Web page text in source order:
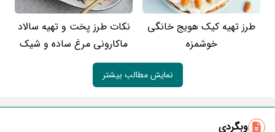
طرز تهیه کیک هویج خانگی
خوشمزه
نکات طرز پخت و تهیه سالاد
ماکارونی مرغ ساده و شیک
نمایش مطالب بیشتر
وبگردی